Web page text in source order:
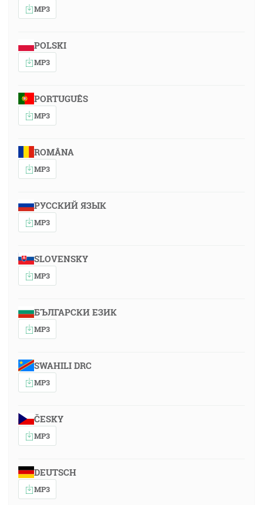
MP3
POLSKI
MP3
PORTUGUÊS
MP3
ROMÂNA
MP3
РУССКИЙ ЯЗЫК
MP3
SLOVENSKY
MP3
БЪЛГАРСКИ ЕЗИК
MP3
SWAHILI DRC
MP3
ČESKY
MP3
DEUTSCH
MP3